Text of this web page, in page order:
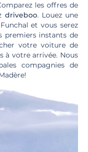
les offres de
driveboo. Louez une
et vous serez
premiers instants de
votre voiture de
à votre arrivée. Nous
compagnies de